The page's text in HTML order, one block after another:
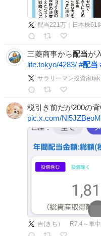
配当221万｜日本株61
三菱商事から配当が
life.tokyo/4283/ #配当
サラリーマン投資家tak
税引き前だが200の
pic.x.com/